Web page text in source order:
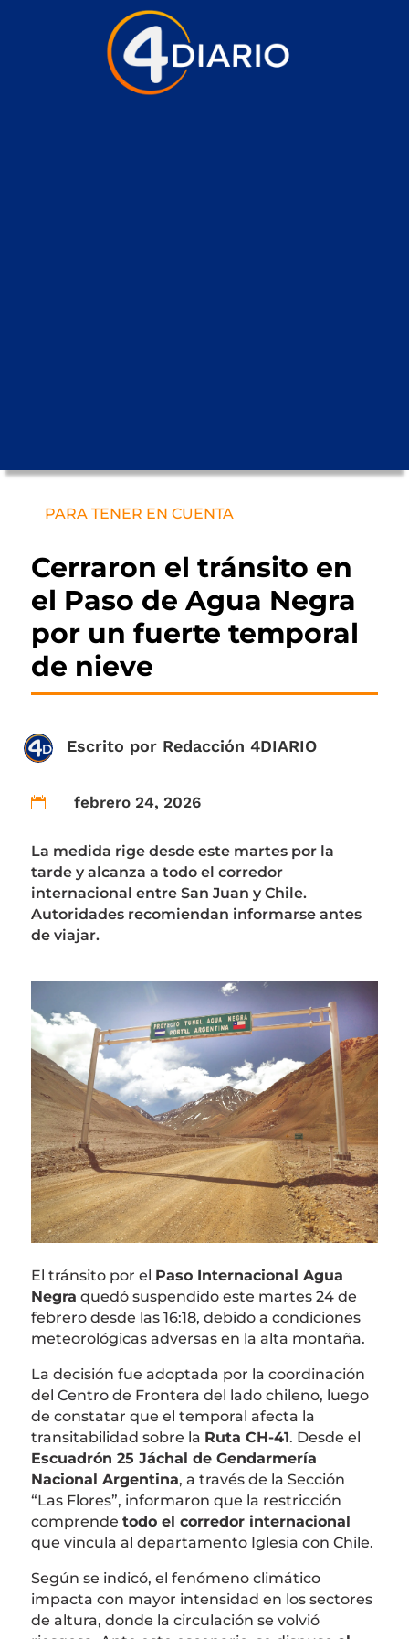
PARA TENER EN CUENTA
Cerraron el tránsito en
el Paso de Agua Negra
por un fuerte temporal
de nieve
Escrito por Redacción 4DIARIO
 febrero 24, 2026
La medida rige desde este martes por la
tarde y alcanza a todo el corredor
internacional entre San Juan y Chile.
Autoridades recomiendan informarse antes
de viajar.
El tránsito por el Paso Internacional Agua
Negra quedó suspendido este martes 24 de
febrero desde las 16:18, debido a condiciones
meteorológicas adversas en la alta montaña.
La decisión fue adoptada por la coordinación
del Centro de Frontera del lado chileno, luego
de constatar que el temporal afecta la
transitabilidad sobre la Ruta CH-41. Desde el
Escuadrón 25 Jáchal de Gendarmería
Nacional Argentina, a través de la Sección
“Las Flores”, informaron que la restricción
comprende todo el corredor internacional
que vincula al departamento Iglesia con Chile.
Según se indicó, el fenómeno climático
impacta con mayor intensidad en los sectores
de altura, donde la circulación se volvió